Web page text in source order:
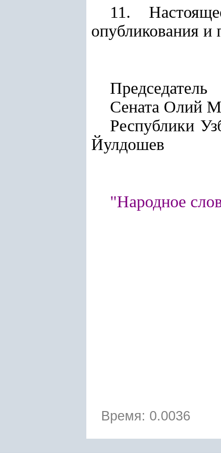
11.
опубликования и
Председатель
Сената Олий
Йулдошев
"Народное
Время: 0.0036